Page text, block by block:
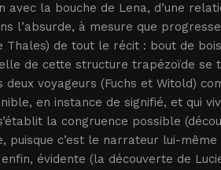
la bouche de Lena, d’une
l’absurde, à mesure que
de tout le récit : bout de
de cette structure trapézoïde se
voyageurs (Fuchs et Witold)
en instance de signifié, et qui
la congruence possible
puisque c’est le narrateur lui-
évidente (la découverte de